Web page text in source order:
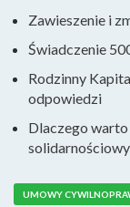
Zawieszenie i
Świadczenie
Rodzinny
odpowiedzi
Dlaczego
UMOWY